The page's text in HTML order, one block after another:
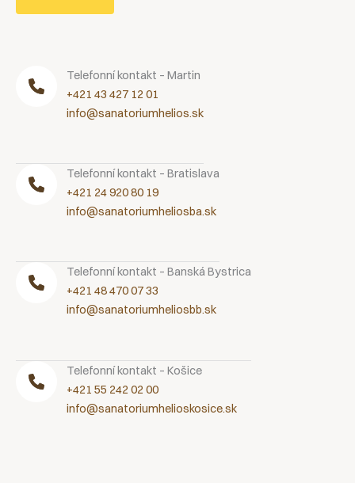
Telefonní kontakt – Martin
+421 43 427 12 01
info@sanatoriumhelios.sk
Telefonní kontakt – Bratislava
+421 24 920 80 19
info@sanatoriumheliosba.sk
Telefonní kontakt – Banská Bystrica
+421 48 470 07 33
info@sanatoriumheliosbb.sk
Telefonní kontakt – Košice
+421 55 242 02 00
info@sanatoriumhelioskosice.sk